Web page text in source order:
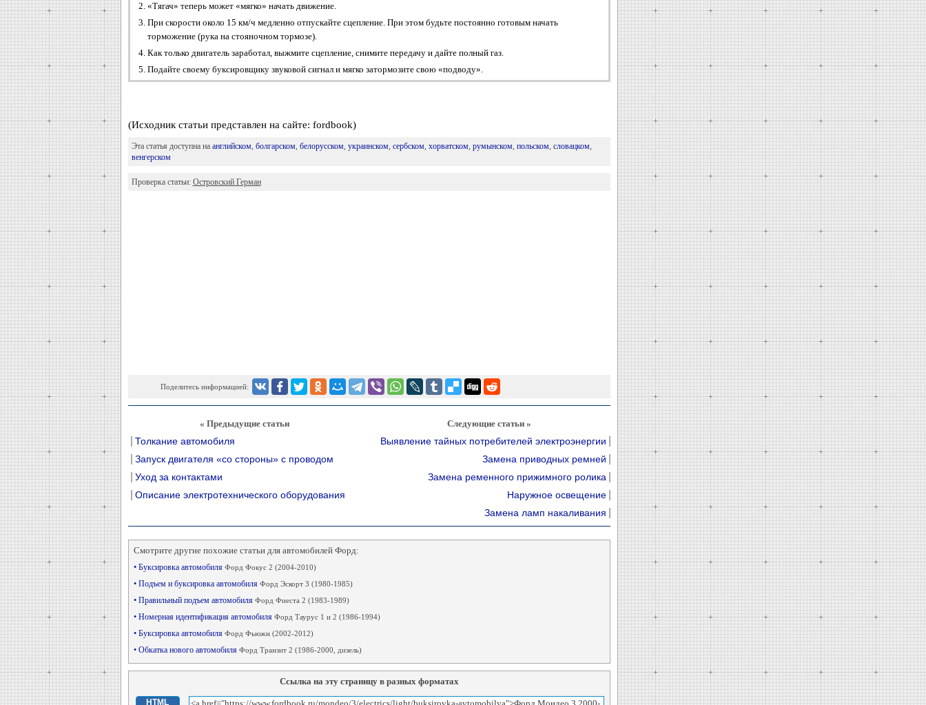
«Тягач» теперь может «мягко» начать движение.
При скорости около 15 км/ч медленно отпускайте сцепление. При этом будьте постоянно готовым начать
торможение (рука на стояночном тормозе).
Как только двигатель заработал, выжмите сцепление, снимите передачу и дайте полный газ.
Подайте своему буксировщику звуковой сигнал и мягко затормозите свою «подводу».
(Исходник статьи представлен на сайте: fordbook)
Эта статья доступна на английском, болгарском, белорусском, украинском, сербском, хорватском, румынском, польском, словацком,
венгерском
Проверка статьи: Островский Герман
Поделитесь информацией:
« Предыдущие статьи
Толкание автомобиля
Запуск двигателя «со стороны» с проводом
Уход за контактами
Описание электротехнического оборудования
Следующие статьи »
Выявление тайных потребителей электроэнергии
Замена приводных ремней
Замена ременного прижимного ролика
Наружное освещение
Замена ламп накаливания
Смотрите другие похожие статьи для автомобилей Форд:
• Буксировка автомобиля Форд Фокус 2 (2004-2010)
• Подъем и буксировка автомобиля Форд Эскорт 3 (1980-1985)
• Правильный подъем автомобиля Форд Фиеста 2 (1983-1989)
• Номерная идентификация автомобиля Форд Таурус 1 и 2 (1986-1994)
• Буксировка автомобиля Форд Фьюжн (2002-2012)
• Обкатка нового автомобиля Форд Транзит 2 (1986-2000, дизель)
Ссылка на эту страницу в разных форматах
HTML